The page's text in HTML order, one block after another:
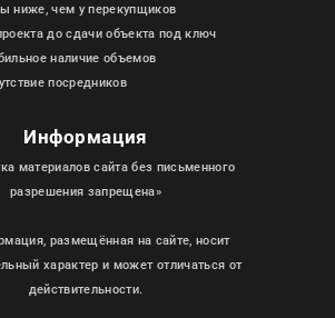
ниже, чем у перекупщиков
до сдачи объекта под ключ
наличие объемов
посредников
Информация
материалов сайта без письменного
разрешения запрещена»
размещённая на сайте, носит
характер и может отличаться от
действительности.